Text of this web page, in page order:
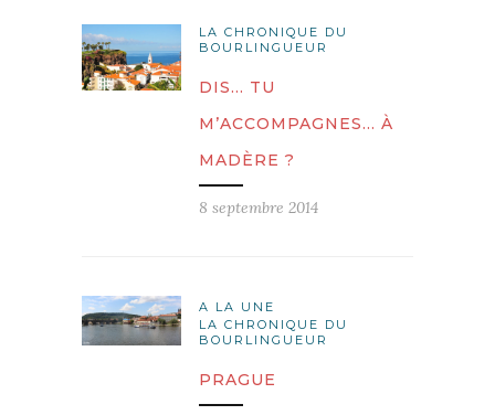
LA CHRONIQUE DU
BOURLINGUEUR
DIS… TU
M’ACCOMPAGNES… À
MADÈRE ?
8 septembre 2014
A LA UNE
LA CHRONIQUE DU
BOURLINGUEUR
PRAGUE